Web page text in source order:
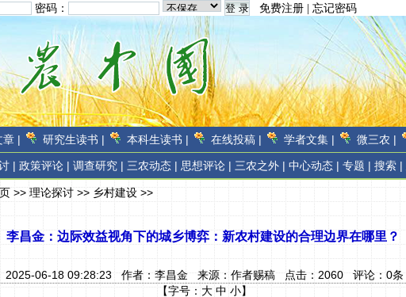
密码： 免费注册 忘记密码
章 | 研究生读书 | 本科生读书 | 在线投稿 | 学者文集 | 微三农 |
| 政策评论 | 调查研究 | 三农动态 | 思想评论 | 三农之外 | 中心动态 | 专题 | 搜索 |
>>理论探讨 >> 乡村建设 >>
李昌金：边际效益视角下的城乡博弈：新农村建设的合理边界在哪里？
2025-06-18 09:28:23 作者：李昌金来源：作者赐稿点击：2060 评论：0条
【字号：大 中 小】